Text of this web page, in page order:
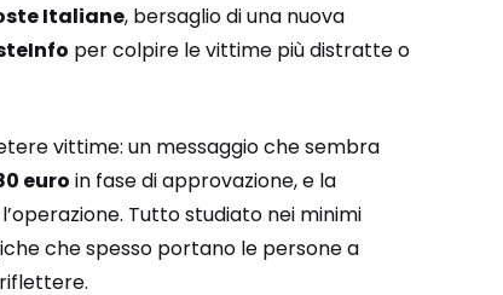
Italiane, bersaglio di una nuova
per colpire le vittime più distratte o
vittime: un messaggio che sembra
euro in fase di approvazione, e la
Tutto studiato nei minimi
che spesso portano le persone a